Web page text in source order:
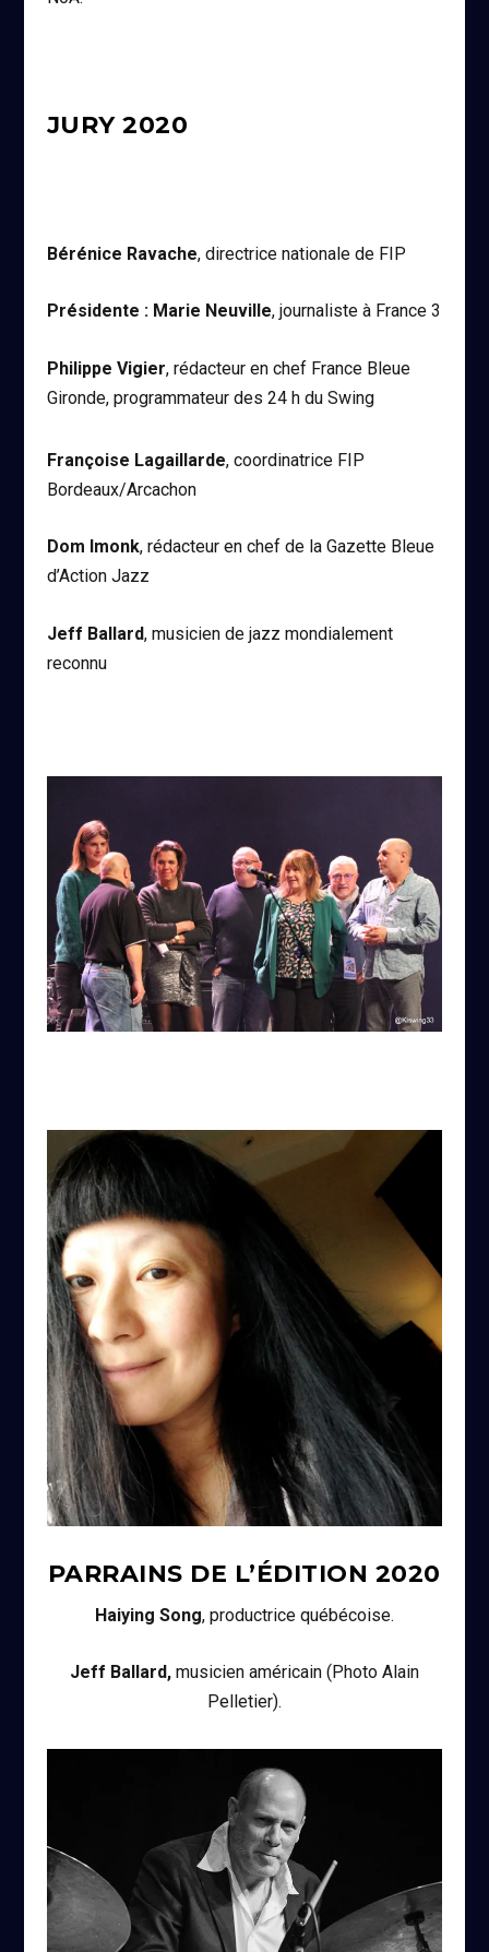
JURY 2020
Bérénice Ravache, directrice nationale de FIP
Présidente : Marie Neuville, journaliste à France 3
Philippe Vigier, rédacteur en chef France Bleue
Gironde, programmateur des 24 h du Swing
Françoise Lagaillarde, coordinatrice FIP
Bordeaux/Arcachon
Dom Imonk, rédacteur en chef de la Gazette Bleue
d’Action Jazz
Jeff Ballard, musicien de jazz mondialement
reconnu
PARRAINS DE L’ÉDITION 2020
Haiying Song, productrice québécoise.
Jeff Ballard,musicien américain (Photo Alain
Pelletier).